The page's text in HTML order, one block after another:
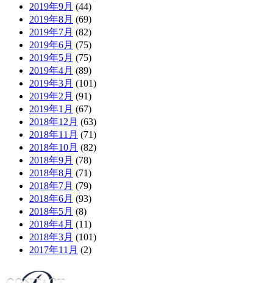
2019年9月 (44)
2019年8月 (69)
2019年7月 (82)
2019年6月 (75)
2019年5月 (75)
2019年4月 (89)
2019年3月 (101)
2019年2月 (91)
2019年1月 (67)
2018年12月 (63)
2018年11月 (71)
2018年10月 (82)
2018年9月 (78)
2018年8月 (71)
2018年7月 (79)
2018年6月 (93)
2018年5月 (8)
2018年4月 (11)
2018年3月 (101)
2017年11月 (2)